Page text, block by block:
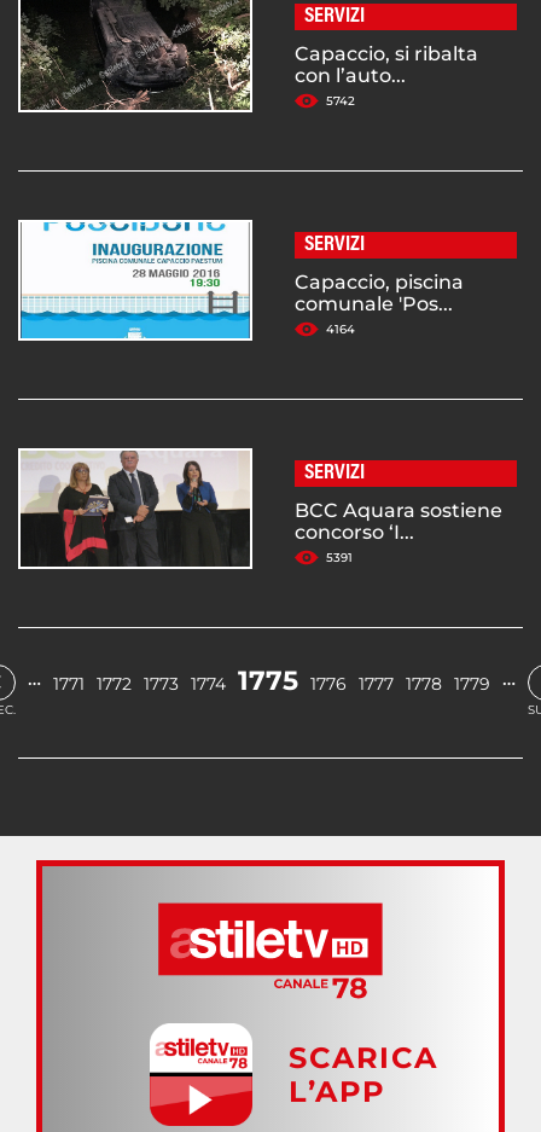
SERVIZI
Capaccio, si ribalta
con l’auto...
5742
SERVIZI
Capaccio, piscina
comunale 'Pos...
4164
SERVIZI
BCC Aquara sostiene
concorso ‘I...
5391
… 1771 1772 1773 1774 1775 1776 1777 1778 1779 …
SCARICA
L’APP